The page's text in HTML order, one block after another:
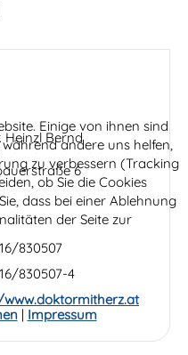
Heinzl Bernd
6
830507
830507-4
Einige von ihnen sind
andere uns helfen,
zu verbessern (Tracking
ob Sie die Cookies
dass bei einer Ablehnung
der Seite zur
| Impressum